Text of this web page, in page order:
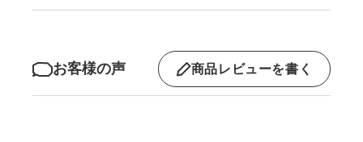
お客様の声 商品レビューを書く